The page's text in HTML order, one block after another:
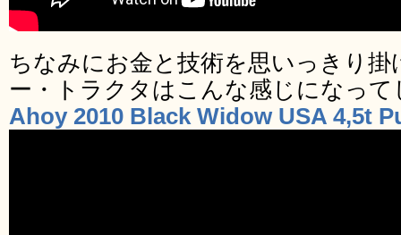
ちなみにお金と技術を思いっきり
ー・トラクタはこんな感じになっ
Ahoy 2010 Black Widow USA 4,5t